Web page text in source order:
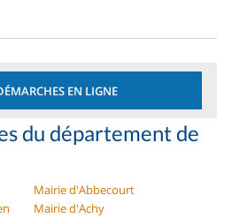
EN LIGNE
du département de
Mairie d'Abbecourt
Mairie d'Achy